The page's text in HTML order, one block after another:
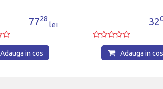
7728
lei
Adauga in cos
32
Adauga in cos